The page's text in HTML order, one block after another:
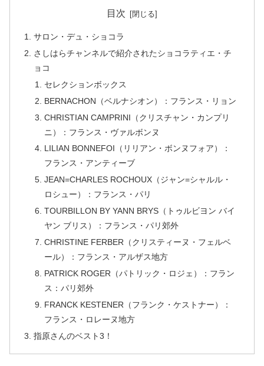
目次
サロン・デュ・ショコラ
さしはらチャンネルで紹介されたショコラティエ・チ
ョコ
セレクションボックス
BERNACHON（ベルナシオン）：フランス・リョン
CHRISTIAN CAMPRINI（クリスチャン・カンプリ
ニ）：フランス・ヴァルボンヌ
LILIAN BONNEFOI（リリアン・ボンヌフォア）：
フランス・アンティーブ
JEAN=CHARLES ROCHOUX（ジャン=シャルル・
ロシュー）：フランス・パリ
TOURBILLON BY YANN BRYS（トゥルビヨン バイ
ヤン ブリス）：フランス・パリ郊外
CHRISTINE FERBER（クリスティーヌ・フェルベ
ール）：フランス・アルザス地方
PATRICK ROGER（パトリック・ロジェ）：フラン
ス：パリ郊外
FRANCK KESTENER（フランク・ケストナー）：
フランス・ロレーヌ地方
指原さんのベスト3！